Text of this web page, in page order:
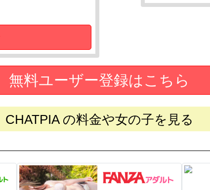
無料ユーザー登録はこちら
CHATPIA の料金や女の子を見る